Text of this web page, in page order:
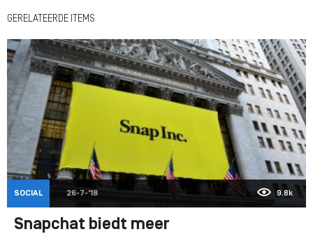
GERELATEERDE ITEMS
SOCIAL 26-7-'18 9.8k
Snapchat biedt meer